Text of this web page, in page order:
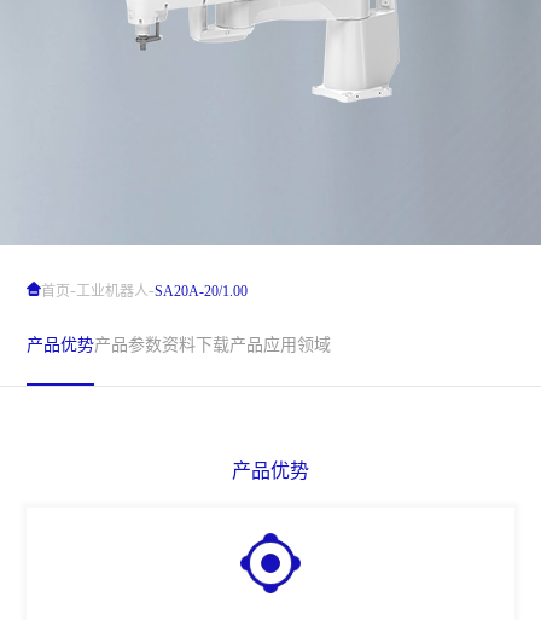
产品优势产品参数资料下载产品应用领域
首页-工业机器人-SA20A-20/1.00
产品优势